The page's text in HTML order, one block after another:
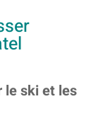
le ski et les